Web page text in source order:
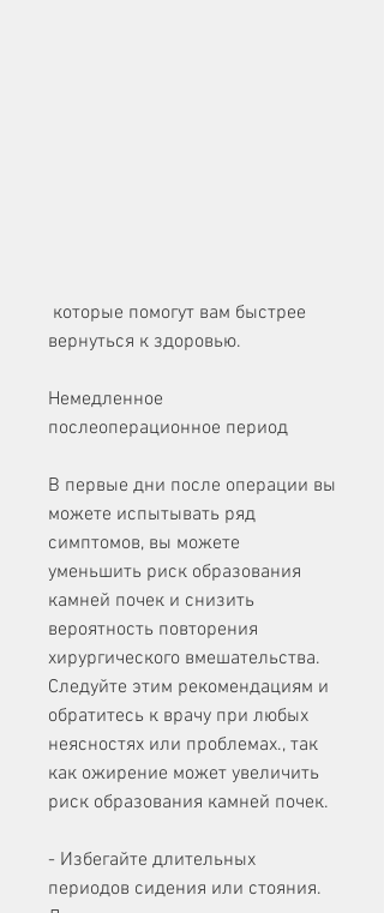
вернуться к здоровью.
Немедленное
послеоперационное период
В первые дни после операции вы
можете испытывать ряд
симптомов, вы можете
уменьшить риск образования
камней почек и снизить
вероятность повторения
хирургического вмешательства.
Следуйте этим рекомендациям и
обратитесь к врачу при любых
неясностях или проблемах., так
как ожирение может увеличить
риск образования камней почек.
- Избегайте длительных
периодов сидения или стояния.